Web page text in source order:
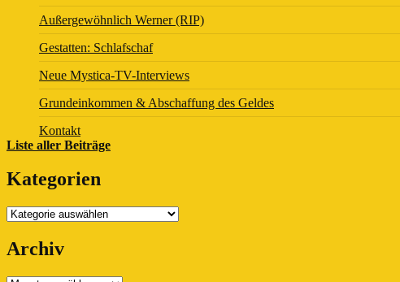
Außergewöhnlich Werner (RIP)
Gestatten: Schlafschaf
Neue Mystica-TV-Interviews
Grundeinkommen & Abschaffung des Geldes
Kontakt
Liste aller Beiträge
Kategorien
Kategorien
Archiv